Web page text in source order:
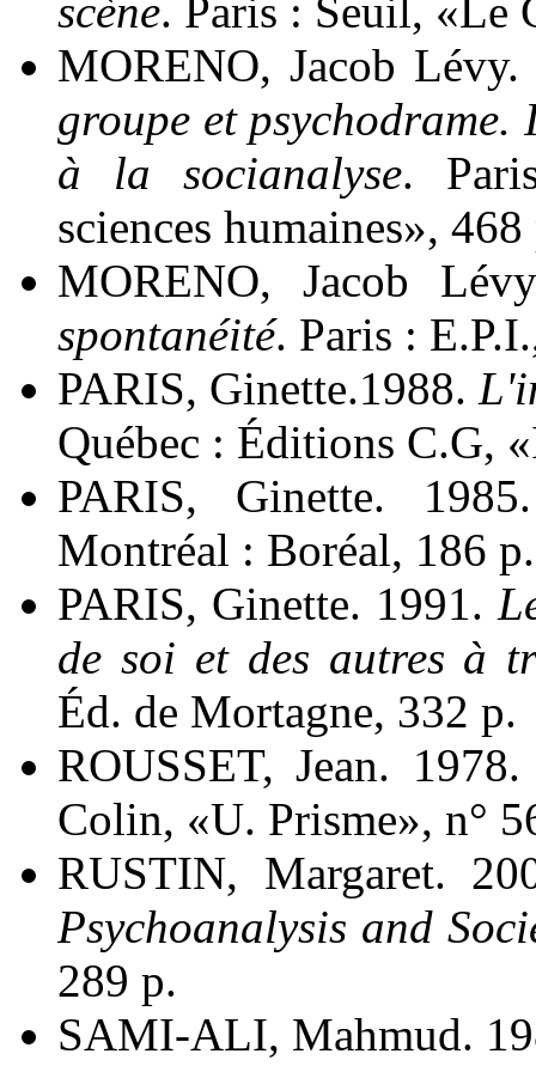
scène. Paris : Seuil, «Le
MORENO, Jacob
groupe et
à la socianalyse.
sciences humaines»,
MORENO, Jacob
spontanéité. Paris :
PARIS, Ginette.1988.
Québec : Éditions C.G,
PARIS, Ginette.
Montréal : Boréal, 186
PARIS, Ginette. 1991.
de soi et des autres à
Éd. de Mortagne, 332 p.
ROUSSET, Jean.
Colin, «U. Prisme», n°
RUSTIN, Margaret.
Psychoanalysis and
289 p.
SAMI-ALI, Mahmud.